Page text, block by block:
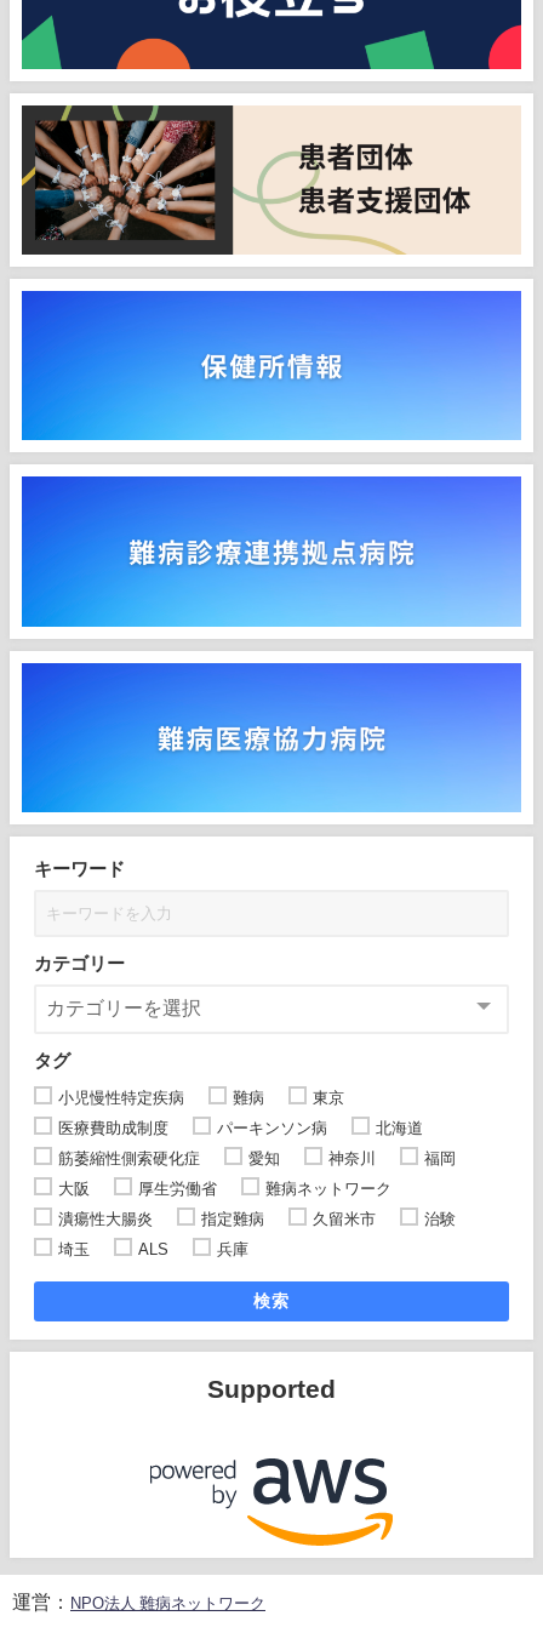
キーワード
カテゴリー
タグ
小児慢性特定疾病 難病
東京
医療費助成制度
パーキンソン病
北海道
筋萎縮性側索硬化症
愛知 神奈川
福岡
大阪
厚生労働省
難病ネットワーク
潰瘍性大腸炎
指定難病 久留米市
治験
埼玉
ALS 兵庫
検索
Supported
運営： NPO法人 難病ネットワーク